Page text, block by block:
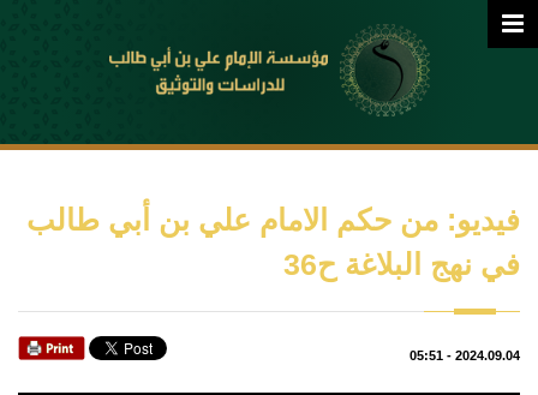
فيديو: من حكم الامام علي بن أبي طالب
في نهج البلاغة ح36
2024.09.04
-
05:51